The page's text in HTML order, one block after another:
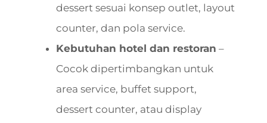
dessert sesuai konsep outlet, layout
counter, dan pola service.
Kebutuhan hotel dan restoran –
Cocok dipertimbangkan untuk
area service, buffet support,
dessert counter, atau display